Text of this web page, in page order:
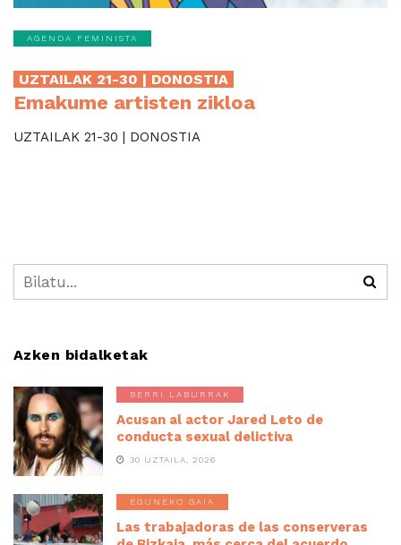
AGENDA FEMINISTA
UZTAILAK 21-30 | DONOSTIA
Emakume artisten zikloa
UZTAILAK 21-30 | DONOSTIA
Azken bidalketak
BERRI LABURRAK
Acusan al actor Jared Leto de
conducta sexual delictiva
30 UZTAILA, 2026
EGUNEKO GAIA
Las trabajadoras de las conserveras